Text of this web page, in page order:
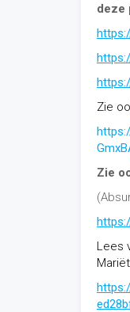
deze
Zie
Zie
Lees